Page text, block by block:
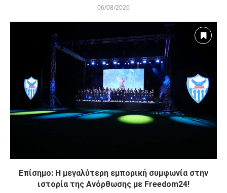
06/08/2026
Επίσημο: Η μεγαλύτερη εμπορική συμφωνία στην
ιστορία της Ανόρθωσης με Freedom24!